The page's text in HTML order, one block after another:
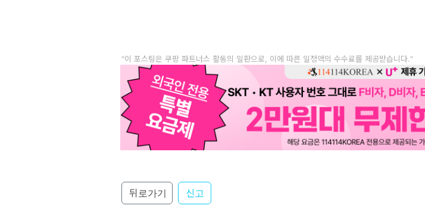
"이 포스팅은 쿠팡 파트너스 활동의 일환으로, 이에 따른 일정액의 수수료를 제공받습니다."
뒤로가기 신고